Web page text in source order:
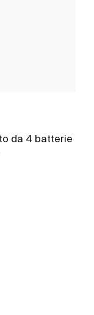
da 4 batterie